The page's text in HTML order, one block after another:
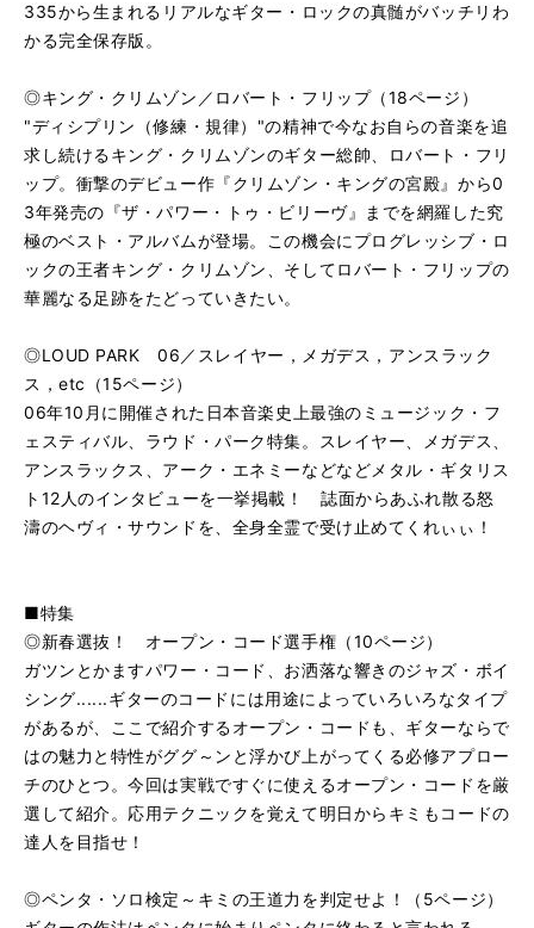
335から生まれるリアルなギター・ロックの真髄がバッチリわ
かる完全保存版。
◎キング・クリムゾン／ロバート・フリップ（18ページ）
"ディシプリン（修練・規律）"の精神で今なお自らの音楽を追
求し続けるキング・クリムゾンのギター総帥、ロバート・フリ
ップ。衝撃のデビュー作『クリムゾン・キングの宮殿』から0
3年発売の『ザ・パワー・トゥ・ビリーヴ』までを網羅した究
極のベスト・アルバムが登場。この機会にプログレッシブ・ロ
ックの王者キング・クリムゾン、そしてロバート・フリップの
華麗なる足跡をたどっていきたい。
◎LOUD PARK 06／スレイヤー，メガデス，アンスラック
ス，etc（15ページ）
06年10月に開催された日本音楽史上最強のミュージック・フ
ェスティバル、ラウド・パーク特集。スレイヤー、メガデス、
アンスラックス、アーク・エネミーなどなどメタル・ギタリス
ト12人のインタビューを一挙掲載！ 誌面からあふれ散る怒
濤のヘヴィ・サウンドを、全身全霊で受け止めてくれぃぃ！
■特集
◎新春選抜！ オープン・コード選手権（10ページ）
ガツンとかますパワー・コード、お洒落な響きのジャズ・ボイ
シング......ギターのコードには用途によっていろいろなタイプ
があるが、ここで紹介するオープン・コードも、ギターならで
はの魅力と特性がググ～ンと浮かび上がってくる必修アプロー
チのひとつ。今回は実戦ですぐに使えるオープン・コードを厳
選して紹介。応用テクニックを覚えて明日からキミもコードの
達人を目指せ！
◎ペンタ・ソロ検定～キミの王道力を判定せよ！（5ページ）